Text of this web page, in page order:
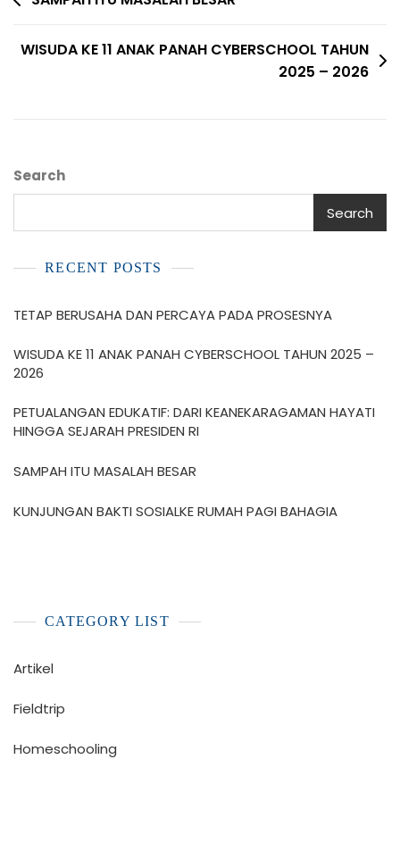
WISUDA KE 11 ANAK PANAH CYBERSCHOOL TAHUN
2025 – 2026
Search
Search
RECENT POSTS
TETAP BERUSAHA DAN PERCAYA PADA PROSESNYA
WISUDA KE 11 ANAK PANAH CYBERSCHOOL TAHUN 2025 –
2026
PETUALANGAN EDUKATIF: DARI KEANEKARAGAMAN HAYATI
HINGGA SEJARAH PRESIDEN RI
SAMPAH ITU MASALAH BESAR
KUNJUNGAN BAKTI SOSIALKE RUMAH PAGI BAHAGIA
CATEGORY LIST
Artikel
Fieldtrip
Homeschooling